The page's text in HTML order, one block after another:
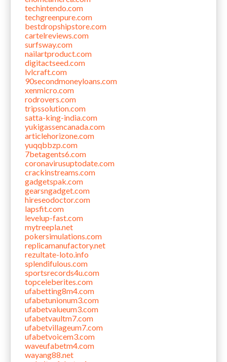
techintendo.com
techgreenpure.com
bestdropshipstore.com
cartelreviews.com
surfsway.com
nailartproduct.com
digitactseed.com
lvlcraft.com
90secondmoneyloans.com
xenmicro.com
rodrovers.com
tripssolution.com
satta-king-india.com
yukigassencanada.com
articlehorizone.com
yuqqbbzp.com
7betagents6.com
coronavirusuptodate.com
crackinstreams.com
gadgetspak.com
gearsngadget.com
hireseodoctor.com
lapsfit.com
levelup-fast.com
mytreepla.net
pokersimulations.com
replicamanufactory.net
rezultate-loto.info
splendifulous.com
sportsrecords4u.com
topceleberites.com
ufabetting8m4.com
ufabetunionum3.com
ufabetvalueum3.com
ufabetvaultm7.com
ufabetvillageum7.com
ufabetvoicem3.com
waveufabetm4.com
wayang88.net